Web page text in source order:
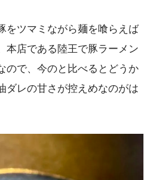
をツマミながら麺を喰らえば
本店である陸王で豚ラーメン
ので、今のと比べるとどうか
ダレの甘さが控えめなのがは